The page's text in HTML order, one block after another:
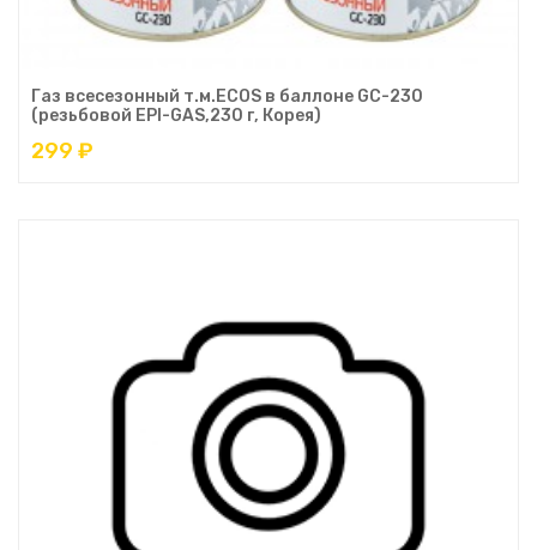
Газ всесезонный т.м.ECOS в баллоне GC-230
(резьбовой EPI-GAS,230 г, Корея)
299 ₽